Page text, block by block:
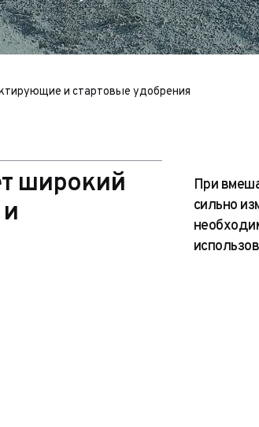
и стартовые удобрения
широкий
При
сильно